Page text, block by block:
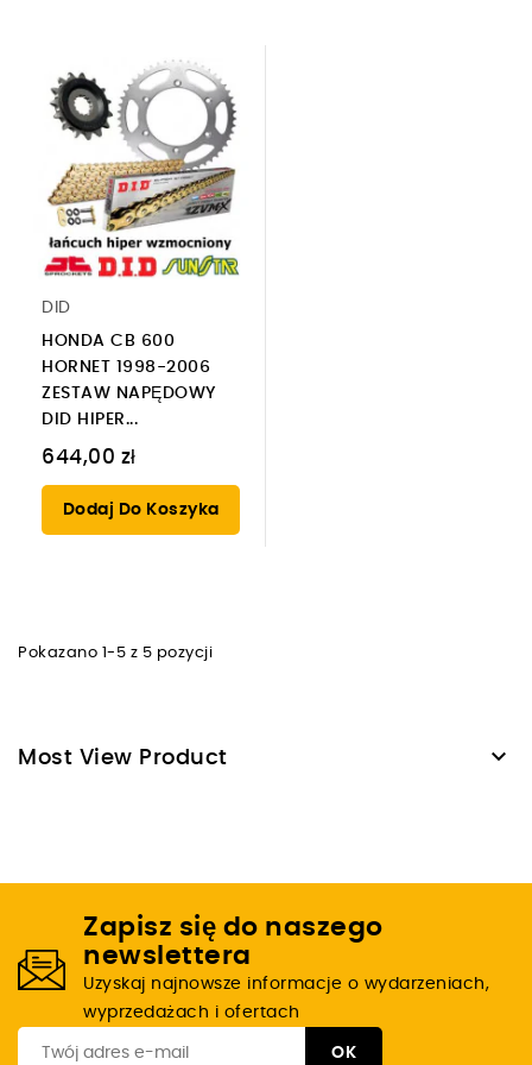
DID
HONDA CB 600
HORNET 1998-2006
ZESTAW NAPĘDOWY
DID HIPER...
644,00 zł
Dodaj Do Koszyka
Pokazano 1-5 z 5 pozycji
Most View Product 
Zapisz się do naszego
newslettera
Uzyskaj najnowsze informacje o wydarzeniach,
wyprzedażach i ofertach